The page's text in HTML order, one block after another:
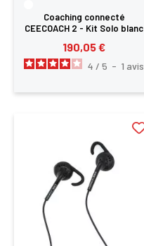
Coaching connecté
CEECOACH 2 - Kit Solo blanc
190,05 €
4 / 5 - 1 avis